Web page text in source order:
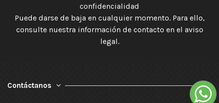
confidencialidad
Puede darse de baja en cualquier momento. Para ello,
consulte nuestra información de contacto en el aviso
legal.
Contáctanos